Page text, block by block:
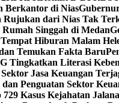
Berkantor di Nias
Rujukan dari Nias Tak
Singgah di Medan
Hiburan Malam
Temukan Fakta Baru
Tingkatkan Literasi
Jasa Keuangan
dan Penguatan Sektor
Kasus Kejahatan